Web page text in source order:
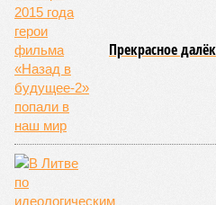
Напрашивается закономерный
декларируемая «Capital Group
проблемные объекты SSD»)
Лосиноостровской, почему она
Люблино? И означает ли
что в реальности подрядчик
определён?
2025–2026 годах, похоже, не
последние месяцы в личном
называть даже